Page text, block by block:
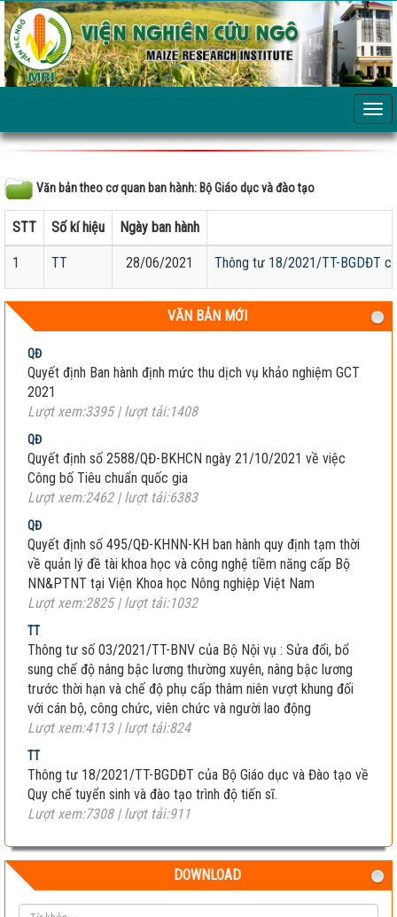
Văn bản theo cơ quan ban hành: Bộ Giáo dục và đào tạo
STT Số kí hiệu Ngày ban hành
1 TT 28/06/2021 Thông tư 18/2021/TT-BGDĐT
VĂN BẢN MỚI
QĐ
Quyết định Ban hành định mức thu dịch vụ khảo nghiệm GCT
2021
Lượt xem:3395 | lượt tải:1408
QĐ
Quyết định số 2588/QĐ-BKHCN ngày 21/10/2021 về việc
Công bố Tiêu chuẩn quốc gia
Lượt xem:2462 | lượt tải:6383
QĐ
Quyết định số 495/QĐ-KHNN-KH ban hành quy định tạm thời
về quản lý đề tài khoa học và công nghệ tiềm năng cấp Bộ
NN&PTNT tại Viện Khoa học Nông nghiệp Việt Nam
Lượt xem:2825 | lượt tải:1032
TT
Thông tư số 03/2021/TT-BNV của Bộ Nội vụ : Sửa đổi, bổ
sung chế độ nâng bậc lương thường xuyên, nâng bậc lương
trước thời hạn và chế độ phụ cấp thâm niên vượt khung đối
với cán bộ, công chức, viên chức và người lao động
Lượt xem:4113 | lượt tải:824
TT
Thông tư 18/2021/TT-BGDĐT của Bộ Giáo dục và Đào tạo về
Quy chế tuyển sinh và đào tạo trình độ tiến sĩ.
Lượt xem:7308 | lượt tải:911
DOWNLOAD